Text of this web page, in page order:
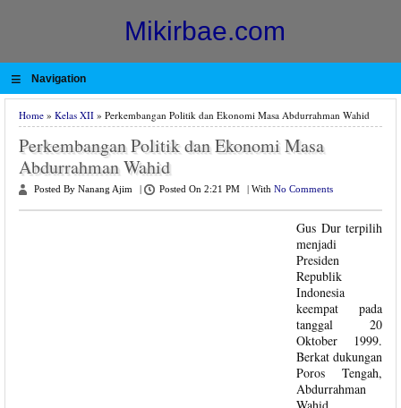
Mikirbae.com
≡ Navigation
Home » Kelas XII » Perkembangan Politik dan Ekonomi Masa Abdurrahman Wahid
Perkembangan Politik dan Ekonomi Masa
Abdurrahman Wahid
Posted By Nanang Ajim Posted On 2:21 PM With No Comments
Gus Dur terpilih
menjadi
Presiden
Republik
Indonesia
keempat pada
tanggal 20
Oktober 1999.
Berkat dukungan
Poros Tengah,
Abdurrahman